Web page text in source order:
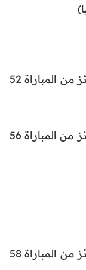
المباراة 59: الفائز من المباراة 51 × الفائز من المباراة 52
المباراة 60: الفائز من المباراة 55 × الفائز من المباراة 56
المباراة 61: الفائز من المباراة 57 × الفائز من المباراة 58